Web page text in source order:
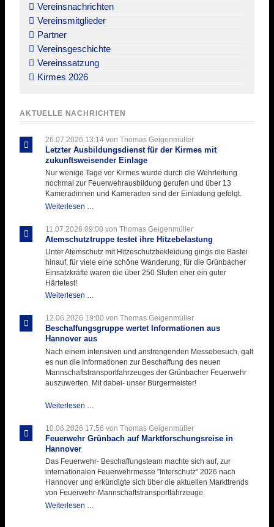
Vereinsnachrichten
Vereinsmitglieder
Partner
Vereinsgeschichte
Vereinssatzung
Kirmes 2026
AKTUELLE NACHRICHTEN
26.07.2026 13:14von Thomas Geigenmüller
Letzter Ausbildungsdienst für der Kirmes mit
zukunftsweisender Einlage
Nur wenige Tage vor Kirmes wurde durch die Wehrleitung
nochmal zur Feuerwehrausbildung gerufen und über 13
Kameradinnen und Kameraden sind der Einladung gefolgt.
Weiterlesen …
für
der
Kirmes
mit
zukunftsweisender
11.07.2026 09:00 von Thomas Geigenmüller
Atemschutztruppe testet ihre Hitzebelastung
Unter Atemschutz mit Hitzeschutzbekleidung gings die Bastei
hinauf, für viele eine schöne Wanderung, für die Grünbacher
Einsatzkräfte waren die über 250 Stufen eher ein guter
Härtetest!
Weiterlesen …
ihre
Hitzebelastung
12.06.2026 19:00 von Thomas Geigenmüller
Beschaffungsgruppe wertet Informationen aus
Hannover aus
Nach einem intensiven und anstrengenden Messebesuch, galt
es nun die Informationen zur Beschaffung des neuen
Mannschaftstransportfahrzeuges der Grünbacher Feuerwehr
auszuwerten. Mit dabei- unser Bürgermeister!
Weiterlesen …
Informationen
aus
aus
10.06.2026 17:56 von Thomas Geigenmüller
Feuerwehr Grünbach auf Marktforschungsreise in
Hannover
Das Feuerwehr- Beschaffungsteam machte sich auf, zur
internationalen Feuerwehrmesse "Interschutz" 2026 nach
Hannover und erkündigte sich über die aktuellen Markttrends
von Feuerwehr-Mannschaftstransportfahrzeuge.
Weiterlesen …